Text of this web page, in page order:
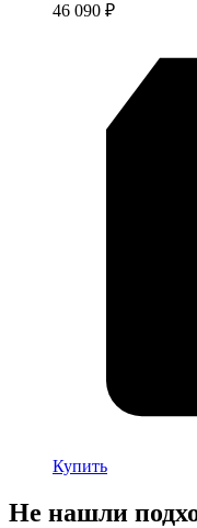
46 090 ₽
Купить
Не нашли